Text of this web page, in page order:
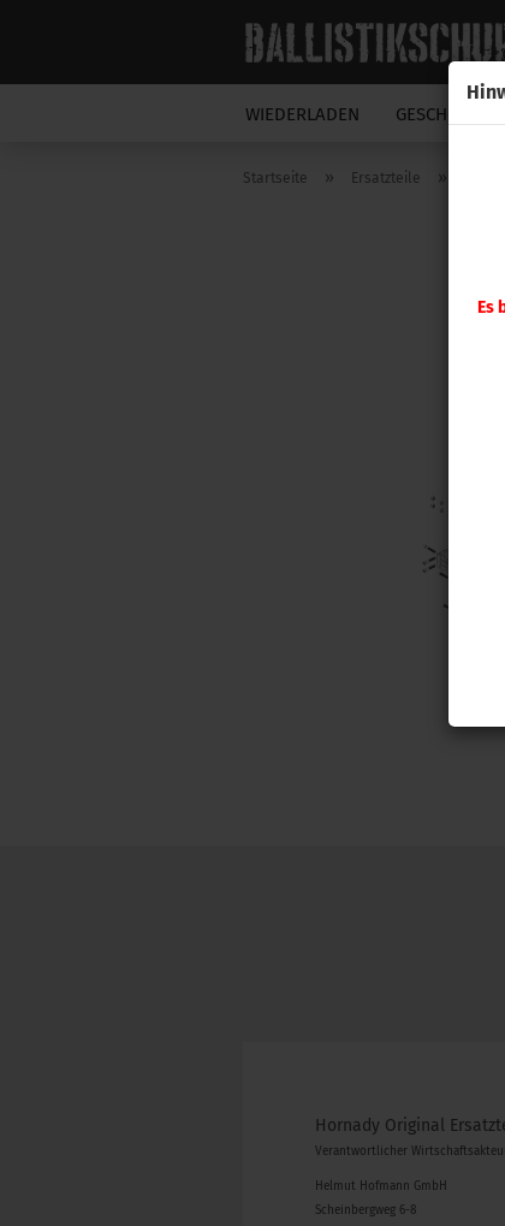
Es
WIEDERLADEN GESCHOSSE
Startseite » Ersatzteile »
Hornady Original
Verantwortlicher
Helmut Hofmann GmbH
Scheinbergweg 6-8